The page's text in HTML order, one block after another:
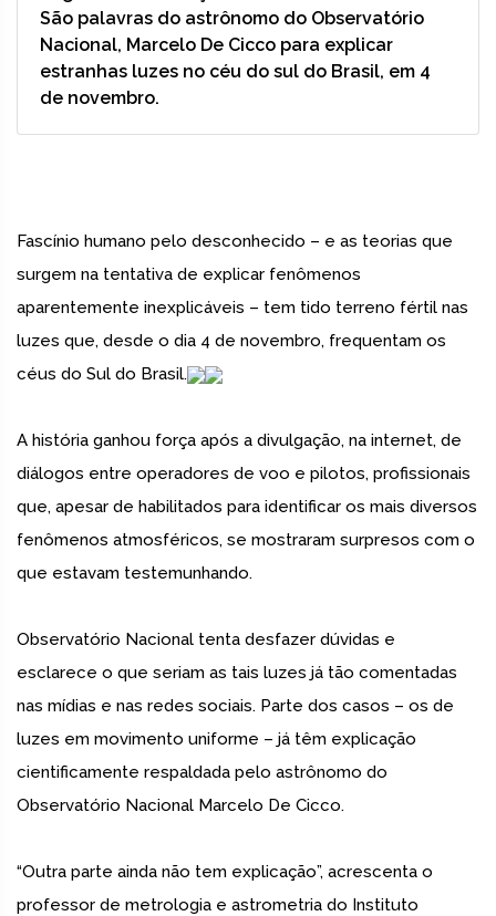
São palavras do astrônomo do Observatório
Nacional, Marcelo De Cicco para explicar
estranhas luzes no céu do sul do Brasil, em 4
de novembro.
Fascínio humano pelo desconhecido – e as teorias que
surgem na tentativa de explicar fenômenos
aparentemente inexplicáveis – tem tido terreno fértil nas
luzes que, desde o dia 4 de novembro, frequentam os
céus do Sul do Brasil.
A história ganhou força após a divulgação, na internet, de
diálogos entre operadores de voo e pilotos, profissionais
que, apesar de habilitados para identificar os mais diversos
fenômenos atmosféricos, se mostraram surpresos com o
que estavam testemunhando.
Observatório Nacional tenta desfazer dúvidas e
esclarece o que seriam as tais luzes já tão comentadas
nas mídias e nas redes sociais. Parte dos casos – os de
luzes em movimento uniforme – já têm explicação
cientificamente respaldada pelo astrônomo do
Observatório Nacional Marcelo De Cicco.
“Outra parte ainda não tem explicação”, acrescenta o
professor de metrologia e astrometria do Instituto